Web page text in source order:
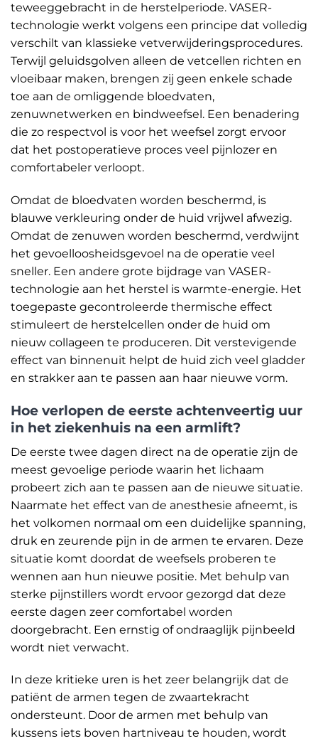
teweeggebracht in de herstelperiode. VASER-
technologie werkt volgens een principe dat volledig
verschilt van klassieke vetverwijderingsprocedures.
Terwijl geluidsgolven alleen de vetcellen richten en
vloeibaar maken, brengen zij geen enkele schade
toe aan de omliggende bloedvaten,
zenuwnetwerken en bindweefsel. Een benadering
die zo respectvol is voor het weefsel zorgt ervoor
dat het postoperatieve proces veel pijnlozer en
comfortabeler verloopt.
Omdat de bloedvaten worden beschermd, is
blauwe verkleuring onder de huid vrijwel afwezig.
Omdat de zenuwen worden beschermd, verdwijnt
het gevoelloosheidsgevoel na de operatie veel
sneller. Een andere grote bijdrage van VASER-
technologie aan het herstel is warmte-energie. Het
toegepaste gecontroleerde thermische effect
stimuleert de herstelcellen onder de huid om
nieuw collageen te produceren. Dit verstevigende
effect van binnenuit helpt de huid zich veel gladder
en strakker aan te passen aan haar nieuwe vorm.
Hoe verlopen de eerste achtenveertig uur
in het ziekenhuis na een armlift?
De eerste twee dagen direct na de operatie zijn de
meest gevoelige periode waarin het lichaam
probeert zich aan te passen aan de nieuwe situatie.
Naarmate het effect van de anesthesie afneemt, is
het volkomen normaal om een duidelijke spanning,
druk en zeurende pijn in de armen te ervaren. Deze
situatie komt doordat de weefsels proberen te
wennen aan hun nieuwe positie. Met behulp van
sterke pijnstillers wordt ervoor gezorgd dat deze
eerste dagen zeer comfortabel worden
doorgebracht. Een ernstig of ondraaglijk pijnbeeld
wordt niet verwacht.
In deze kritieke uren is het zeer belangrijk dat de
patiënt de armen tegen de zwaartekracht
ondersteunt. Door de armen met behulp van
kussens iets boven hartniveau te houden, wordt